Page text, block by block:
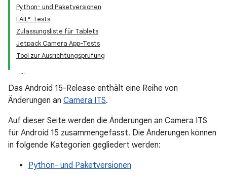
Python- und Paketversionen
FAIL*-Tests
Zulassungsliste für Tablets
Jetpack Camera App-Tests
Tool zur Ausrichtungsprüfung
Das Android 15-Release enthält eine Reihe von
Änderungen an Camera ITS.
Auf dieser Seite werden die Änderungen an Camera ITS
für Android 15 zusammengefasst. Die Änderungen können
in folgende Kategorien gegliedert werden:
Python- und Paketversionen